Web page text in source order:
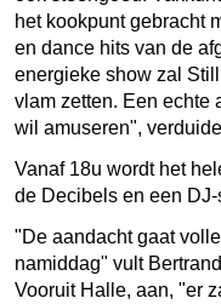
het kookpunt gebracht
en dance hits van de
energieke show zal
vlam zetten. Een echte
wil amuseren",
Vanaf 18u wordt het
de Decibels en een DJ-
"De aandacht gaat
namiddag" vult
Vooruit Halle, aan, "er